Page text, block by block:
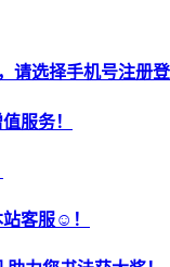
选择手机号注册登
服务！
客服☺！